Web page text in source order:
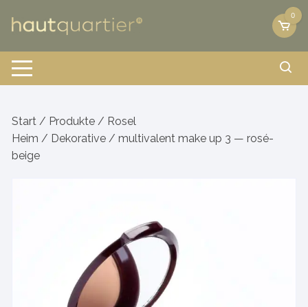
Inhalt
0
Start / Produkte / Rosel
Heim / Dekorative / multivalent make up 3 — rosé-
beige